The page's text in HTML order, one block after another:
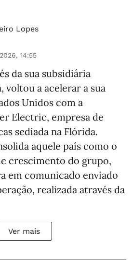
Lopes
14:55
da sua subsidiária
voltou a acelerar a sua
Unidos com a
Electric, empresa de
sediada na Flórida.
aquele país como o
crescimento do grupo,
em comunicado enviado
realizada através da
Ver mais